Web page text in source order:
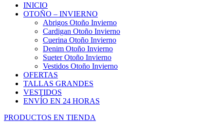
INICIO
OTOÑO – INVIERNO
Abrigos Otoño Invierno
Cardigan Otoño Invierno
Cuerina Otoño Invierno
Denim Otoño Invierno
Sueter Otoño Invierno
Vestidos Otoño Invierno
OFERTAS
TALLAS GRANDES
VESTIDOS
ENVÍO EN 24 HORAS
PRODUCTOS EN TIENDA